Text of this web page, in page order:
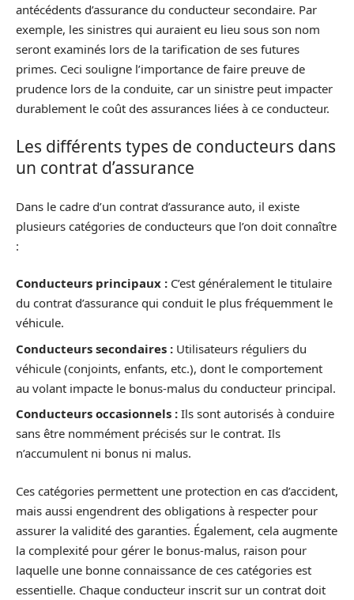
antécédents d’assurance du conducteur secondaire. Par
exemple, les sinistres qui auraient eu lieu sous son nom
seront examinés lors de la tarification de ses futures
primes. Ceci souligne l’importance de faire preuve de
prudence lors de la conduite, car un sinistre peut impacter
durablement le coût des assurances liées à ce conducteur.
Les différents types de conducteurs dans
un contrat d’assurance
Dans le cadre d’un contrat d’assurance auto, il existe
plusieurs catégories de conducteurs que l’on doit connaître
:
Conducteurs principaux : C’est généralement le titulaire
du contrat d’assurance qui conduit le plus fréquemment le
véhicule.
Conducteurs secondaires : Utilisateurs réguliers du
véhicule (conjoints, enfants, etc.), dont le comportement
au volant impacte le bonus-malus du conducteur principal.
Conducteurs occasionnels : Ils sont autorisés à conduire
sans être nommément précisés sur le contrat. Ils
n’accumulent ni bonus ni malus.
Ces catégories permettent une protection en cas d’accident,
mais aussi engendrent des obligations à respecter pour
assurer la validité des garanties. Également, cela augmente
la complexité pour gérer le bonus-malus, raison pour
laquelle une bonne connaissance de ces catégories est
essentielle. Chaque conducteur inscrit sur un contrat doit